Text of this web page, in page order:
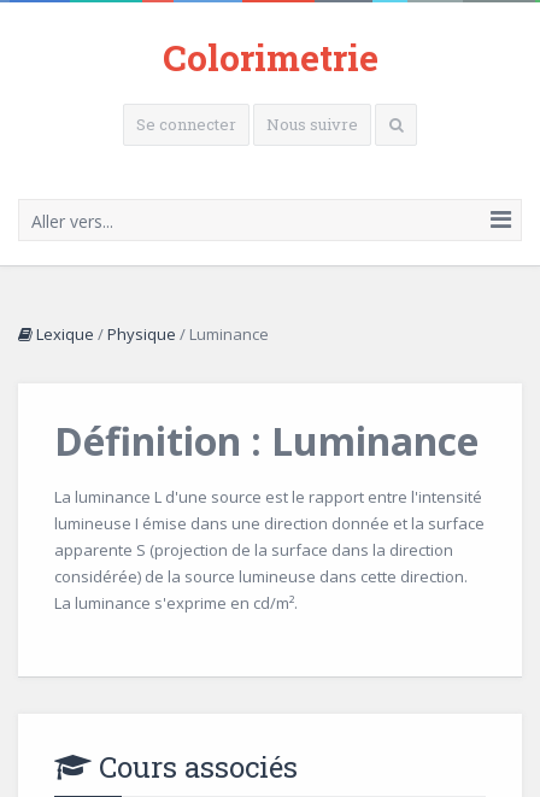
Colorimetrie
Se connecter Nous suivre
Aller vers...
Lexique /Physique / Luminance
Définition : Luminance
La luminance L d'une source est le rapport entre l'intensité
lumineuse I émise dans une direction donnée et la surface
apparente S (projection de la surface dans la direction
considérée) de la source lumineuse dans cette direction.
La luminance s'exprime en cd/m².
Cours associés